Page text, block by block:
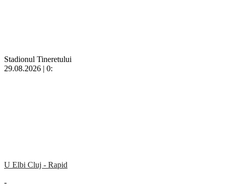
Stadionul Tineretului
29.08.2026 | 0:
U Elbi Cluj - Rapid
-